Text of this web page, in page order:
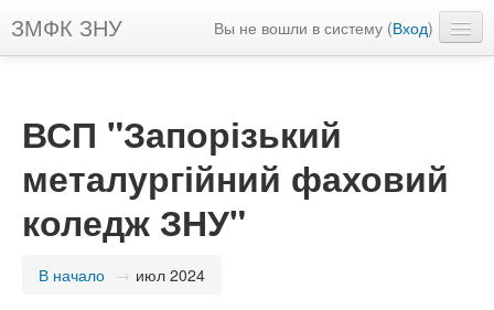
ЗМФК ЗНУ Вы не вошли в систему (Вход)
ВСП "Запорізький
металургійний фаховий
коледж ЗНУ"
В начало → июл 2024